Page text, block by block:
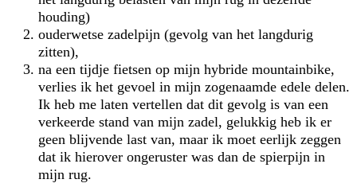
houding)
ouderwetse zadelpijn (gevolg van het langdurig
zitten),
na een tijdje fietsen op mijn hybride mountainbike,
verlies ik het gevoel in mijn zogenaamde edele delen.
Ik heb me laten vertellen dat dit gevolg is van een
verkeerde stand van mijn zadel, gelukkig heb ik er
geen blijvende last van, maar ik moet eerlijk zeggen
dat ik hierover ongeruster was dan de spierpijn in
mijn rug.